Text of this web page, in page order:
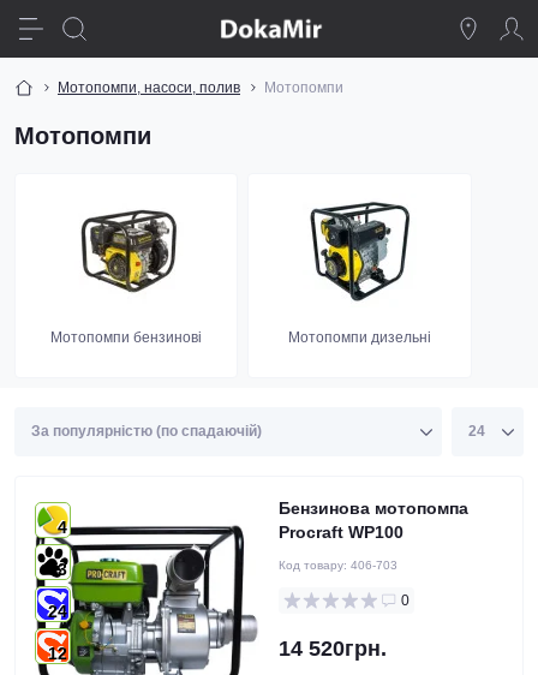
Мотопомпи, насоси, полив Мотопомпи
Мотопомпи
Мотопомпи бензинові Мотопомпи дизельні
4
3
24
12
Бензинова мотопомпа
Procraft WP100
Код товару: 406-703
0
14 520грн.